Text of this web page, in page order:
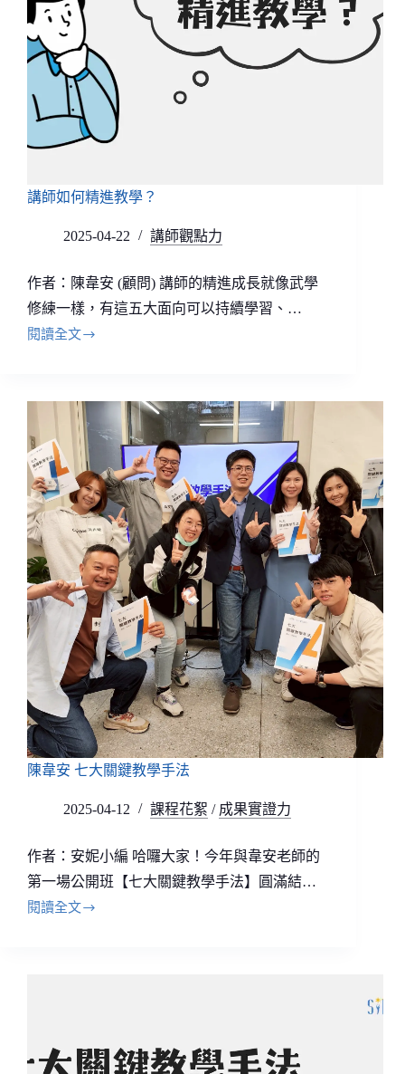
講師如何精進教學？
2025-04-22 講師觀點力
作者：陳韋安 (顧問) 講師的精進成長就像武學
修練一樣，有這五大面向可以持續學習、…
閱讀全文
陳韋安 七大關鍵教學手法
2025-04-12 課程花絮 / 成果實證力
作者：安妮小編 哈囉大家！今年與韋安老師的
第一場公開班【七大關鍵教學手法】圓滿結…
閱讀全文